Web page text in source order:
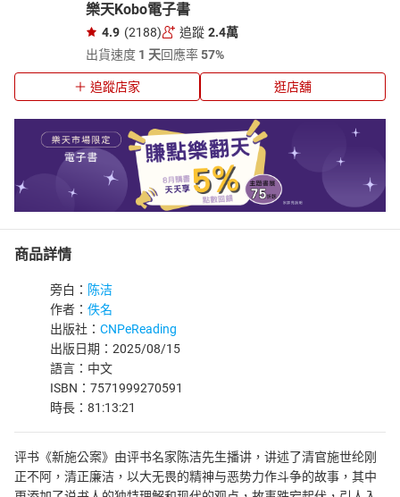
樂天Kobo電子書
4.9 (2188) 追蹤 2.4萬
出貨速度 1 天回應率57%
追蹤店家 逛店舖
商品詳情
旁白： 陈洁
作者： 佚名
出版社： CNPeReading
出版日期：2025/08/15
語言：中文
ISBN：7571999270591
時長：81:13:21
评书《新施公案》由评书名家陈洁先生播讲，讲述了清官施世纶刚
正不阿，清正廉洁，以大无畏的精神与恶势力作斗争的故事，其中